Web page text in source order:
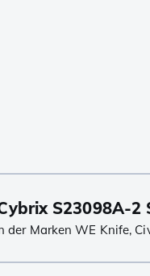
S23098A-
der Marken WE Knife,